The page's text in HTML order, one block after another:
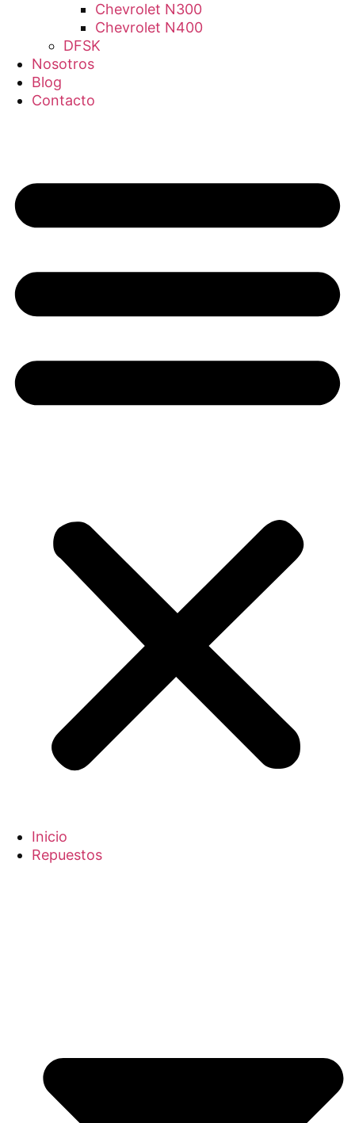
Chevrolet N300
Chevrolet N400
DFSK
Nosotros
Blog
Contacto
Inicio
Repuestos